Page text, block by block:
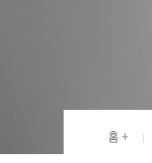
N
G
홈